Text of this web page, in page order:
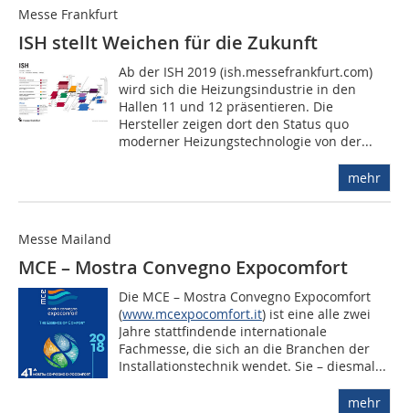
Messe Frankfurt
ISH stellt Weichen für die Zukunft
Ab der ISH 2019 (ish.messefrankfurt.com)
wird sich die Heizungsindustrie in den
Hallen 11 und 12 präsentieren. Die
Hersteller zeigen dort den Status quo
moderner Heizungstechnologie von der...
mehr
Messe Mailand
MCE – Mostra Convegno Expocomfort
Die MCE – Mostra Convegno Expocomfort
(www.mcexpocomfort.it) ist eine alle zwei
Jahre stattfindende internatio­nale
Fachmesse, die sich an die Branchen der
Installationstechnik wendet. Sie – diesmal...
mehr